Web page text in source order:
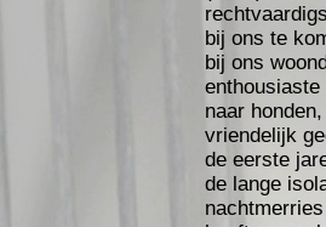
bij ons te
bij ons
naar
vriendelijk
de eerste
de lange